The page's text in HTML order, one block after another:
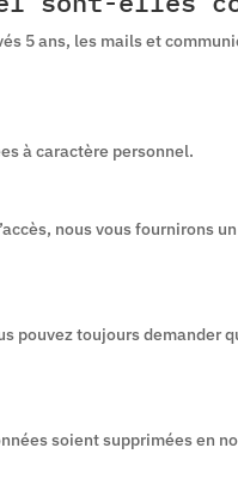
5 ans, les mails et
à caractère personnel.
nous vous fournirons
pouvez toujours demander
soient supprimées en